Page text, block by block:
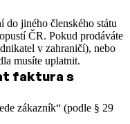
do jiného členského státu
ČR. Pokud prodáváte
v zahraničí), nebo
musíte uplatnit.
faktura s
zákazník“ (podle § 29